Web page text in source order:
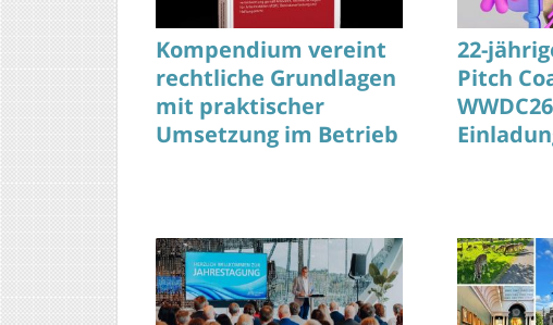
Kompendium vereint
rechtliche Grundlagen
mit praktischer
Umsetzung im Betrieb
22-
Pitch